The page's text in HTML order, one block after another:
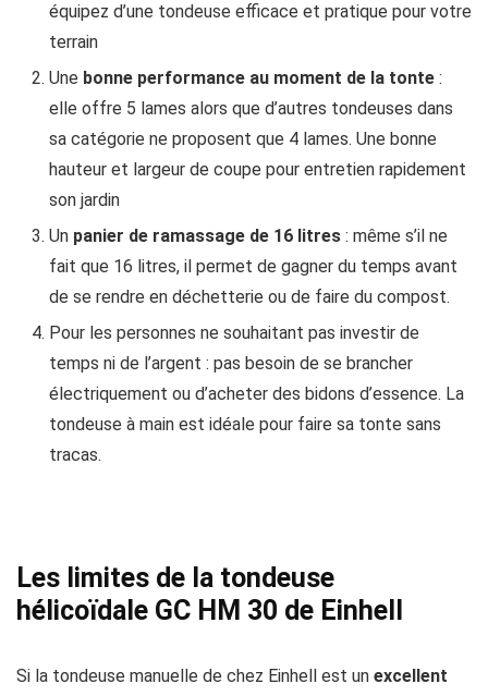
équipez d’une tondeuse efficace et pratique pour votre
terrain
Une bonne performance au moment de la tonte :
elle offre 5 lames alors que d’autres tondeuses dans
sa catégorie ne proposent que 4 lames. Une bonne
hauteur et largeur de coupe pour entretien rapidement
son jardin
Un panier de ramassage de 16 litres : même s’il ne
fait que 16 litres, il permet de gagner du temps avant
de se rendre en déchetterie ou de faire du compost.
Pour les personnes ne souhaitant pas investir de
temps ni de l’argent : pas besoin de se brancher
électriquement ou d’acheter des bidons d’essence. La
tondeuse à main est idéale pour faire sa tonte sans
tracas.
Les limites de la tondeuse
hélicoïdale GC HM 30 de Einhell
Si la tondeuse manuelle de chez Einhell est un excellent